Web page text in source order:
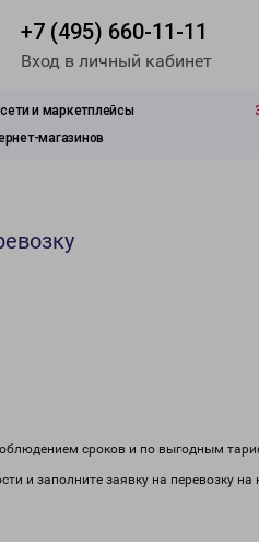
+7 (495) 660-11-11
Вход в личный кабинет
и маркетплейсы
магазинов
сроков и по выгодным
и заполните заявку на перевозку